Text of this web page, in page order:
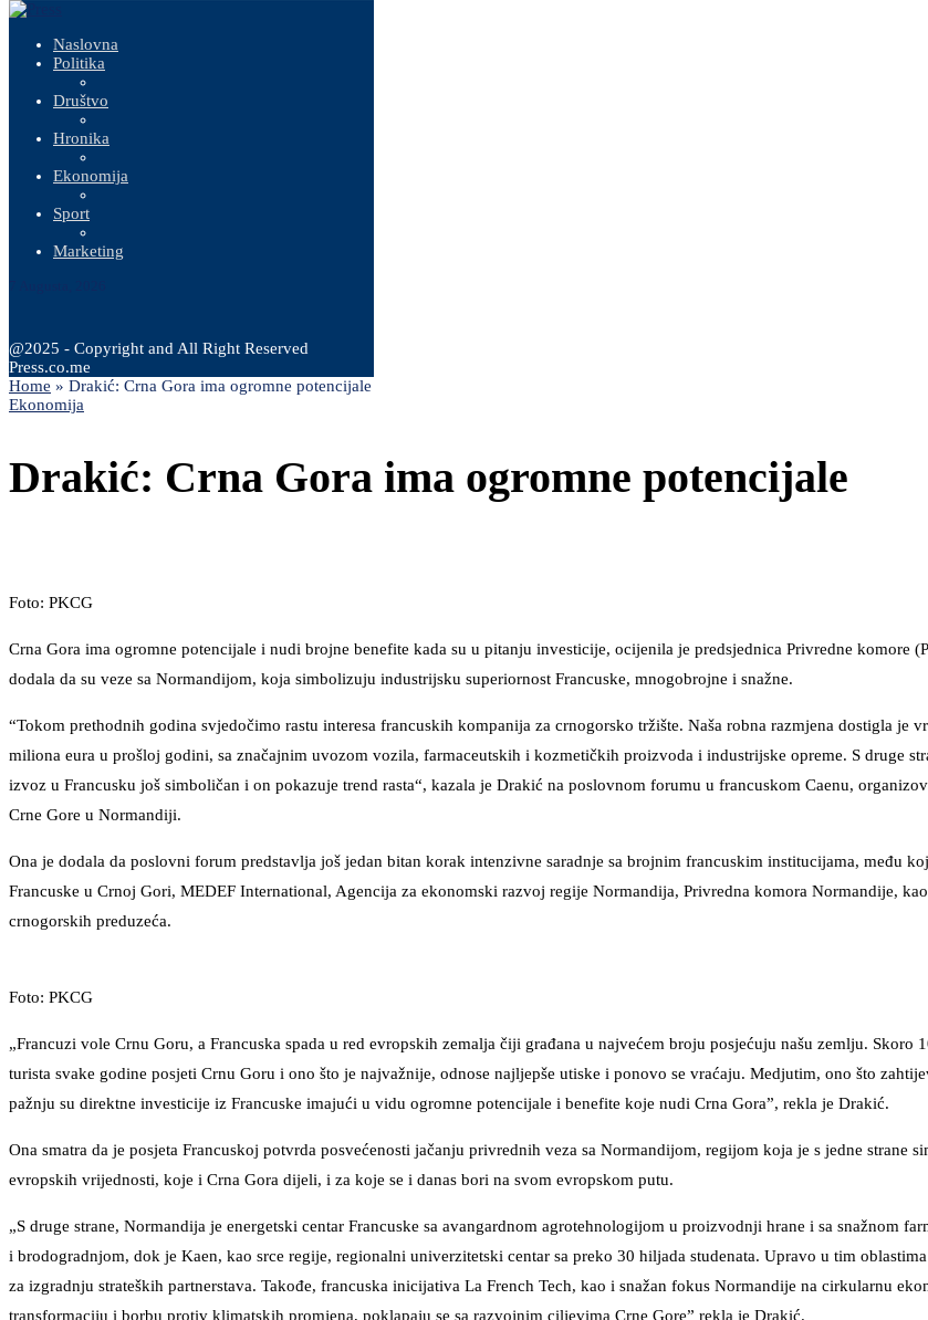
Naslovna
Politika
Društvo
Hronika
Ekonomija
Sport
Marketing
@2025 - Copyright and All Right Reserved
Press.co.me
Home » Drakić: Crna Gora ima ogromne potencijale
Ekonomija
Drakić: Crna Gora ima ogromne potencijale
Foto: PKCG
Crna Gora ima ogromne potencijale i nudi brojne benefite kada su u pitanju investicije, ocijenila je predsjednica Privredne komore
dodala da su veze sa Normandijom, koja simbolizuju industrijsku superiornost Francuske, mnogobrojne i snažne.
“Tokom prethodnih godina svjedočimo rastu interesa francuskih kompanija za crnogorsko tržište. Naša robna razmjena dostigla je
miliona eura u prošloj godini, sa značajnim uvozom vozila, farmaceutskih i kozmetičkih proizvoda i industrijske opreme. S druge
izvoz u Francusku još simboličan i on pokazuje trend rasta“, kazala je Drakić na poslovnom forumu u francuskom Caenu,
Crne Gore u Normandiji.
Ona je dodala da poslovni forum predstavlja još jedan bitan korak intenzivne saradnje sa brojnim francuskim institucijama, među
Francuske u Crnoj Gori, MEDEF International, Agencija za ekonomski razvoj regije Normandija, Privredna komora Normandije,
crnogorskih preduzeća.
Foto: PKCG
„Francuzi vole Crnu Goru, a Francuska spada u red evropskih zemalja čiji građana u najvećem broju posjećuju našu zemlju. Skoro
turista svake godine posjeti Crnu Goru i ono što je najvažnije, odnose najljepše utiske i ponovo se vraćaju. Medjutim, ono što
pažnju su direktne investicije iz Francuske imajući u vidu ogromne potencijale i benefite koje nudi Crna Gora”, rekla je Drakić.
Ona smatra da je posjeta Francuskoj potvrda posvećenosti jačanju privrednih veza sa Normandijom, regijom koja je s jedne strane
evropskih vrijednosti, koje i Crna Gora dijeli, i za koje se i danas bori na svom evropskom putu.
„S druge strane, Normandija je energetski centar Francuske sa avangardnom agrotehnologijom u proizvodnji hrane i sa snažnom
i brodogradnjom, dok je Kaen, kao srce regije, regionalni univerzitetski centar sa preko 30 hiljada studenata. Upravo u tim
za izgradnju strateških partnerstava. Takođe, francuska inicijativa La French Tech, kao i snažan fokus Normandije na cirkularnu
transformaciju i borbu protiv klimatskih promjena, poklapaju se sa razvojnim ciljevima Crne Gore” rekla je Drakić.